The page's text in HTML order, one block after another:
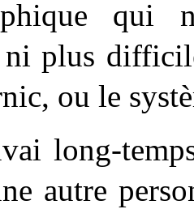
ni plus
ou le
long-
autre